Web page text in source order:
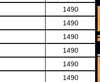
1490
1490
1490
1490
1490
1490